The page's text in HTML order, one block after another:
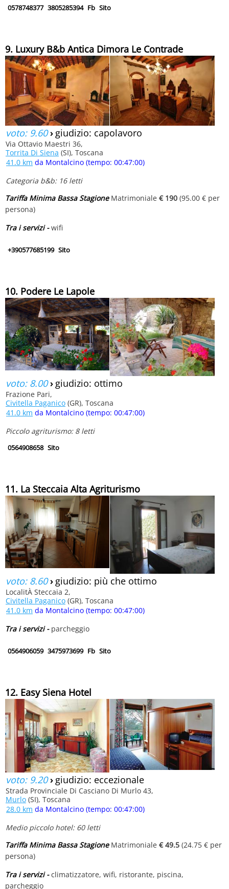
0578748377 3805285394 Fb Sito
9. Luxury B&b Antica Dimora Le Contrade
voto: 9.60› giudizio: capolavoro
Via Ottavio Maestri 36,
Torrita Di Siena (SI), Toscana
41.0 km da Montalcino (tempo: 00:47:00)
Categoria b&b: 16 letti
Tariffa Minima Bassa StagioneMatrimoniale € 190 (95.00 € per
persona)
Tra i servizi -wifi
+390577685199 Sito
10. Podere Le Lapole
voto: 8.00› giudizio: ottimo
Frazione Pari,
Civitella Paganico (GR), Toscana
41.0 km da Montalcino (tempo: 00:47:00)
Piccolo agriturismo: 8 letti
0564908658 Sito
11. La Steccaia Alta Agriturismo
voto: 8.60› giudizio: più che ottimo
LocalitÀ Steccaia 2,
Civitella Paganico (GR), Toscana
41.0 km da Montalcino (tempo: 00:47:00)
Tra i servizi - parcheggio
0564906059 3475973699 Fb Sito
12. Easy Siena Hotel
voto: 9.20› giudizio: eccezionale
Strada Provinciale Di Casciano Di Murlo 43,
Murlo (SI), Toscana
28.0 km da Montalcino (tempo: 00:47:00)
Medio piccolo hotel: 60 letti
Tariffa Minima Bassa StagioneMatrimoniale € 49.5 (24.75 € per
persona)
Tra i servizi -climatizzatore, wifi, ristorante, piscina,
parcheggio